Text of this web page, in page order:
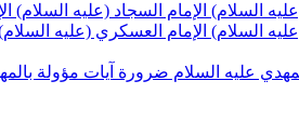
السلام) الإمام السجاد (عليه السلام)
السلام) الإمام العسكري (عليه
عليه السلام ضرورة آيات مؤولة